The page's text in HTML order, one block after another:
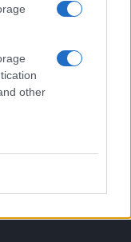
other
classifiche su
competizioni
partite, le
reale di tutte
di